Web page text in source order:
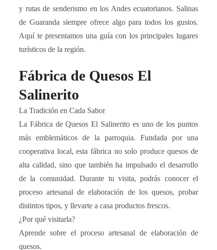
y rutas de senderismo en los Andes ecuatorianos. Salinas
de Guaranda siempre ofrece algo para todos los gustos.
Aquí te presentamos una guía con los principales lugares
turísticos de la región.
Fábrica de Quesos El
Salinerito
La Tradición en Cada Sabor
La Fábrica de Quesos El Salinerito es uno de los puntos
más emblemáticos de la parroquia. Fundada por una
cooperativa local, esta fábrica no solo produce quesos de
alta calidad, sino que también ha impulsado el desarrollo
de la comunidad. Durante tu visita, podrás conocer el
proceso artesanal de elaboración de los quesos, probar
distintos tipos, y llevarte a casa productos frescos.
¿Por qué visitarla?
Aprende sobre el proceso artesanal de elaboración de
quesos.